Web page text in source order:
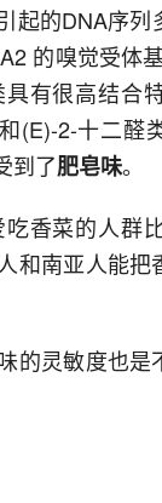
起的DNA序
的嗅觉受体
有很高结合
(E)-2-十二醛
到了肥皂味。
香菜的人群
和南亚人能
灵敏度也是